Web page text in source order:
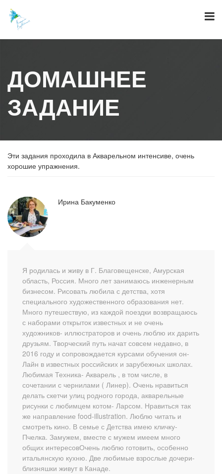
content
ДОМАШНЕЕ
ЗАДАНИЕ
Эти задания проходила в Акварельном интенсиве, очень
хорошие упражнения.
Ирина Бакуменко
Я родилась и живу в Г. Благовещенске, Амурская
область, Россия. Много лет занимаюсь инженерным
бизнесом. Рисовать любила с детства, хотя
специального художественного образования нет.
Много путешествую, из каждой поездки возвращаюсь
с наборами открыток известных и не очень
художников- иллюстраторов и очень люблю их дарить
друзьям. Творческий путь начат совсем недавно, в
2016 году и сопровождается курсами обучения он-
Лайн в известных российских и зарубежных школах.
Любимая Техника- Акварель , в том числе, в
сочетании с чернилами ( Линер). Очень нравиться
делать скетчи улиц родного города, акварельные
рисунки с любимцем котом- Ларсом. Нравиться так
же направление food-illustration. Люблю читать и
смотреть кино. В семье с Детства имею кличку-
Пчелка. Замужем, вместе с мужем имеем много
общих интересовОчень люблю готовить, особенно
итальянскую кухню. Две любимые взрослые дочери-
близняшки живут в Канаде.